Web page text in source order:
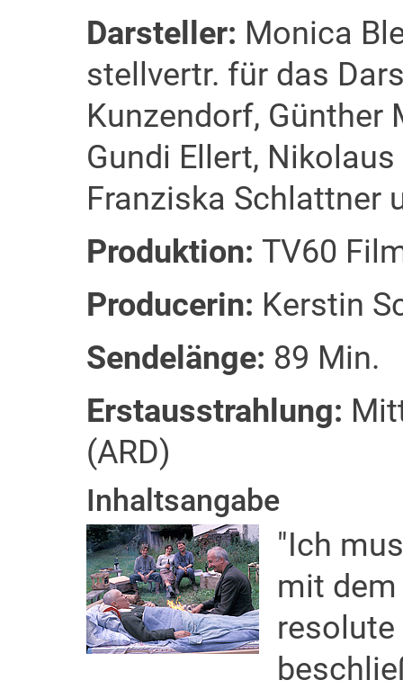
Darsteller: Monica
stellvertr. für das
Kunzendorf, Günther
Gundi Ellert,
Franziska Schlattner
Produktion: TV60
Producerin: Kerstin
Sendelänge: 89 Min.
Erstausstrahlung:
(ARD)
Inhaltsangabe
"Ich
mit
resolute